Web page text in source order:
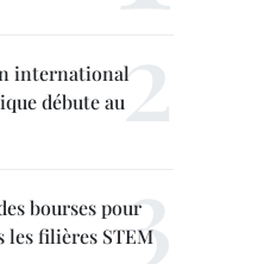
international
débute au
bourses pour
filières STEM